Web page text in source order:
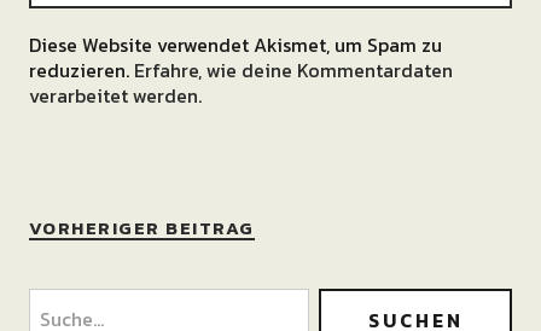
Alternative:
Diese Website verwendet Akismet, um Spam zu
reduzieren. Erfahre, wie deine Kommentardaten
verarbeitet werden.
VORHERIGER BEITRAG